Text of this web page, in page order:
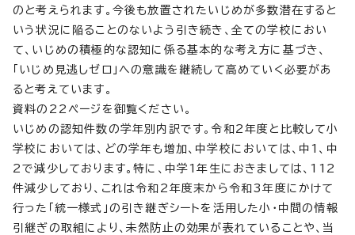
のと考えられます。今後も放置されたいじめが多数潜在すると
いう状況に陥ることのないよう引き続き、全ての学校におい
て、いじめの積極的な認知に係る基本的な考え方に基づき、
「いじめ見逃しゼロ」への意識を継続して高めていく必要があ
ると考えています。
資料の22ページを御覧ください。
いじめの認知件数の学年別内訳です。令和2年度と比較して小
学校においては、どの学年も増加、中学校においては、中1、中
2で減少しております。特に、中学1年生におきましては、112
件減少しており、これは令和2年度末から令和3年度にかけて
行った「統一様式」の引き継ぎシートを活用した小・中間の情報
引継ぎの取組により、未然防止の効果が表れていることや、当